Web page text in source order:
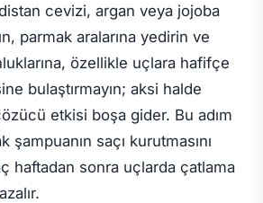
cevizi, argan veya jojoba
parmak aralarına yedirin ve
özellikle uçlara hafifçe
bulaştırmayın; aksi halde
etkisi boşa gider. Bu adım
şampuanın saçı kurutmasını
haftadan sonra uçlarda çatlama